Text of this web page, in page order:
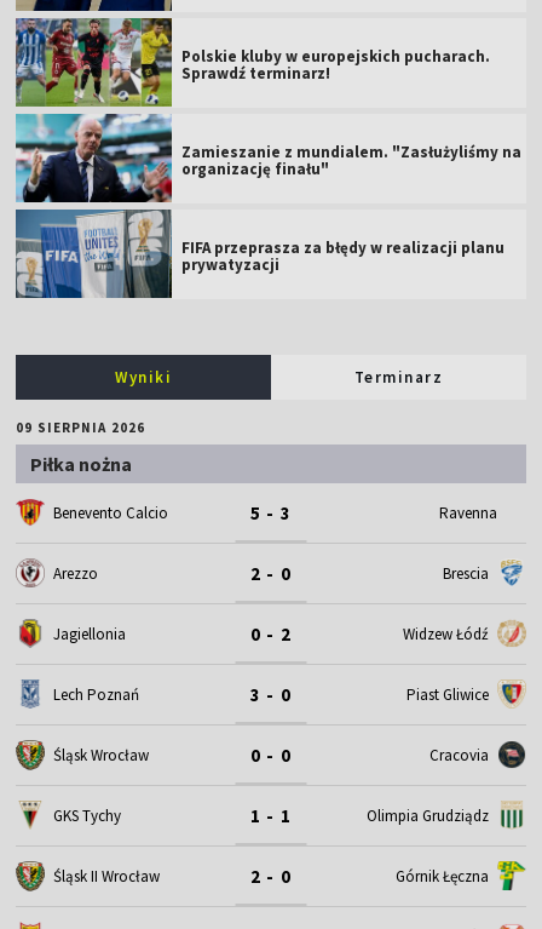
Polskie kluby w europejskich pucharach.
Sprawdź terminarz!
Zamieszanie z mundialem. "Zasłużyliśmy na
organizację finału"
FIFA przeprasza za błędy w realizacji planu
prywatyzacji
Wyniki Terminarz
09 SIERPNIA 2026
Piłka nożna
Benevento Calcio 5 - 3 Ravenna
Arezzo 2 - 0 Brescia
Jagiellonia 0 - 2 Widzew Łódź
Lech Poznań 3 - 0 Piast Gliwice
Śląsk Wrocław 0 - 0 Cracovia
GKS Tychy 1 - 1 Olimpia Grudziądz
Śląsk II Wrocław 2 - 0 Górnik Łęczna